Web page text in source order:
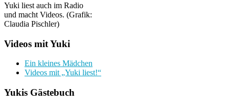
Yuki liest auch im Radio
und macht Videos. (Grafik:
Claudia Pischler)
Videos mit Yuki
Ein kleines Mädchen
Videos mit „Yuki liest!“
Yukis Gästebuch